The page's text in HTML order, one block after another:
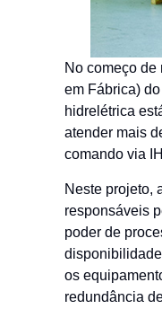
No começo
em Fábrica)
hidrelétrica
atender mais
comando via
Neste projeto,
responsáveis
poder de
os
redundância